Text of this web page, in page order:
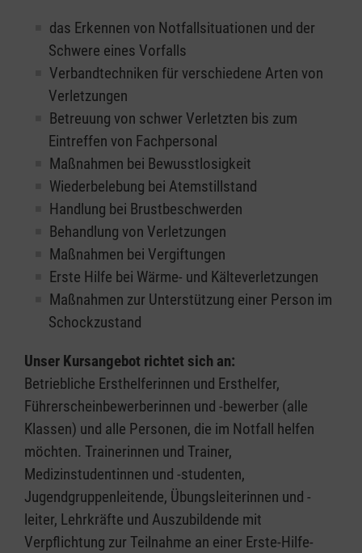
das Erkennen von Notfallsituationen und der
Schwere eines Vorfalls
Verbandtechniken für verschiedene Arten von
Verletzungen
Betreuung von schwer Verletzten bis zum
Eintreffen von Fachpersonal
Maßnahmen bei Bewusstlosigkeit
Wiederbelebung bei Atemstillstand
Handlung bei Brustbeschwerden
Behandlung von Verletzungen
Maßnahmen bei Vergiftungen
Erste Hilfe bei Wärme- und Kälteverletzungen
Maßnahmen zur Unterstützung einer Person im
Schockzustand
Unser Kursangebot richtet sich an:
Betriebliche Ersthelferinnen und Ersthelfer,
Führerscheinbewerberinnen und -bewerber (alle
Klassen) und alle Personen, die im Notfall helfen
möchten. Trainerinnen und Trainer,
Medizinstudentinnen und -studenten,
Jugendgruppenleitende, Übungsleiterinnen und -
leiter, Lehrkräfte und Auszubildende mit
Verpflichtung zur Teilnahme an einer Erste-Hilfe-